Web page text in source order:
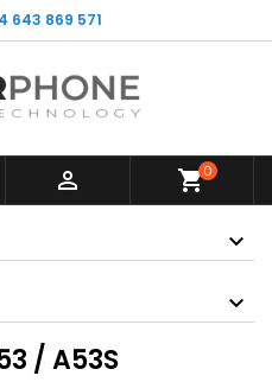
643 869 571
 shopping_cart0
/ A53S